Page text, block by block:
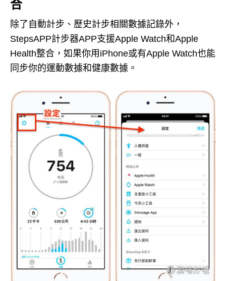
合
除了自動計步、歷史計步相關數據記錄外，
StepsAPP計步器APP支援Apple Watch和Apple
Health整合，如果你用iPhone或有Apple Watch也能
同步你的運動數據和健康數據。